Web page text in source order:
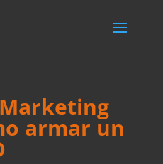
armar un